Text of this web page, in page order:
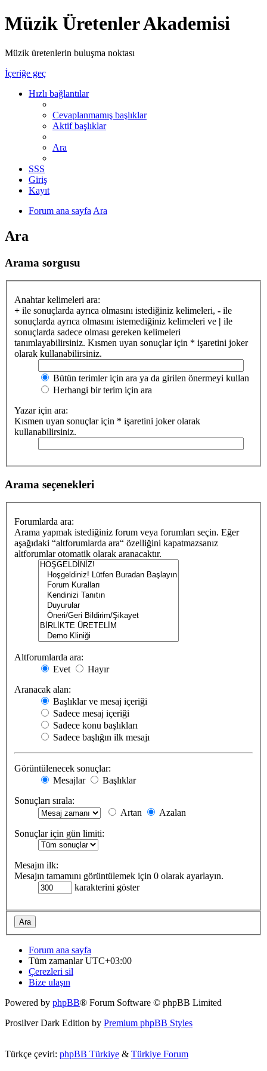
Müzik Üretenler Akademisi
Müzik üretenlerin buluşma noktası
İçeriğe geç
Hızlı bağlantılar
Cevaplanmamış başlıklar
Aktif başlıklar
Ara
SSS
Giriş
Kayıt
Forum ana sayfa Ara
Ara
Arama sorgusu
Anahtar kelimeleri ara:
+ ile sonuçlarda ayrıca olmasını istediğiniz kelimeleri, - ile
sonuçlarda ayrıca olmasını istemediğiniz kelimeleri ve | ile
sonuçlarda sadece olması gereken kelimeleri
tanımlayabilirsiniz. Kısmen uyan sonuçlar için * işaretini joker
olarak kullanabilirsiniz.
Bütün terimler için ara ya da girilen önermeyi kullan
Herhangi bir terim için ara
Yazar için ara:
Kısmen uyan sonuçlar için * işaretini joker olarak
kullanabilirsiniz.
Arama seçenekleri
Forumlarda ara:
Arama yapmak istediğiniz forum veya forumları seçin. Eğer
aşağıdaki “altforumlarda ara“ özelliğini kapatmazsanız
altforumlar otomatik olarak aranacaktır.
Altforumlarda ara:
Evet
Hayır
Aranacak alan:
Başlıklar ve mesaj içeriği
Sadece mesaj içeriği
Sadece konu başlıkları
Sadece başlığın ilk mesajı
Görüntülenecek sonuçlar:
Mesajlar
Başlıklar
Sonuçları sırala:
Artan
Azalan
Sonuçlar için gün limiti:
Mesajın ilk:
Mesajın tamamını görüntülemek için 0 olarak ayarlayın.
karakterini göster
Forum ana sayfa
Tüm zamanlarUTC+03:00
Çerezleri sil
Bize ulaşın
Powered by phpBB® Forum Software © phpBB Limited
Prosilver Dark Edition by Premium phpBB Styles
Türkçe çeviri: phpBB Türkiye & Türkiye Forum